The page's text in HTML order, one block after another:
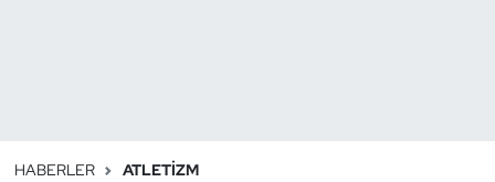
HABERLER ATLETIZM